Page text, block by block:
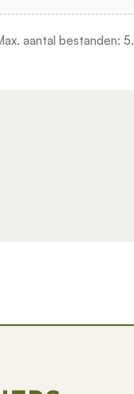
aantal bestanden: 5.